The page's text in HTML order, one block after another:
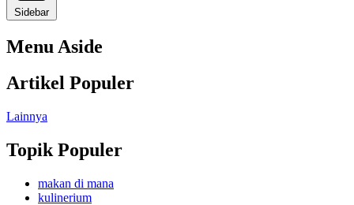
Sidebar
Menu Aside
Artikel Populer
Lainnya
Topik Populer
makan di mana
kulinerium